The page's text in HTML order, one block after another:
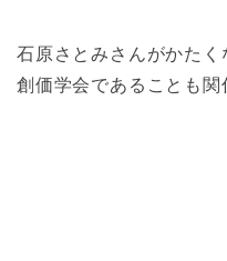
石原さとみさんがかたく
創価学会であることも関